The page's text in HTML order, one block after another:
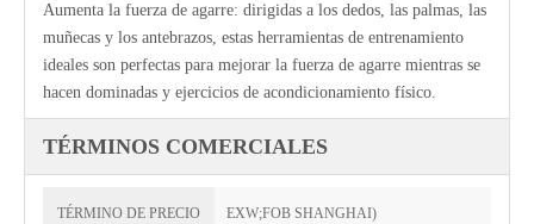
Aumenta la fuerza de agarre: dirigidas a los dedos, las palmas, las
muñecas y los antebrazos, estas herramientas de entrenamiento
ideales son perfectas para mejorar la fuerza de agarre mientras se
hacen dominadas y ejercicios de acondicionamiento físico.
TÉRMINOS COMERCIALES
TÉRMINO DE PRECIO EXW;FOB SHANGHAI)